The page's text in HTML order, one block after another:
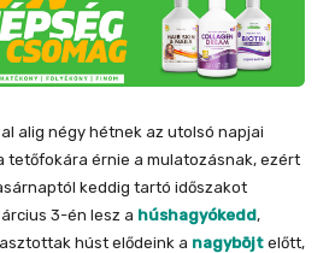
alig négy hétnek az utolsó napjai
tetőfokára érnie a mulatozásnak, ezért
keddig tartó időszakot
3-én lesz a húshagyókedd,
húst elődeink a nagyböjt előtt,